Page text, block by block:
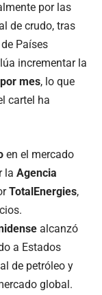
por las
de crudo, tras
Países
incrementar la
mes, lo que
cartel ha
en el mercado
la Agencia
TotalEnergies,
alcanzó
a Estados
de petróleo y
global.